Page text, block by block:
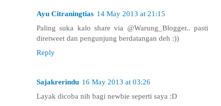
Ayu Citraningtias 14 May 2013 at 21:15
Paling suka kalo share via @Warung_Blogger.. pasti
diretweet dan pengunjung berdatangan deh :))
Reply
Sajakrerindu 16 May 2013 at 03:26
Layak dicoba nih bagi newbie seperti saya :D